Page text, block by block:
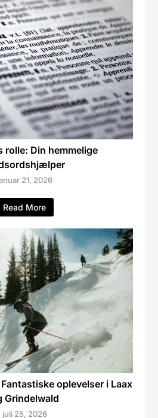
rolle: Din hemmelige
21, 2026
Read More
oplevelser i Laax
Grindelwald
juli 25, 2026